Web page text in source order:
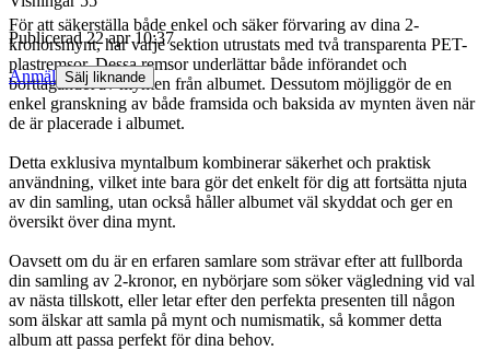
För att säkerställa både enkel och säker förvaring av dina 2-
kronorsmynt, har varje sektion utrustats med två transparenta PET-
plastremsor. Dessa remsor underlättar både införandet och
borttagandet av mynten från albumet. Dessutom möjliggör de en
enkel granskning av både framsida och baksida av mynten även när
de är placerade i albumet.
Detta exklusiva myntalbum kombinerar säkerhet och praktisk
användning, vilket inte bara gör det enkelt för dig att fortsätta njuta
av din samling, utan också håller albumet väl skyddat och ger en
översikt över dina mynt.
Oavsett om du är en erfaren samlare som strävar efter att fullborda
din samling av 2-kronor, en nybörjare som söker vägledning vid val
av nästa tillskott, eller letar efter den perfekta presenten till någon
som älskar att samla på mynt och numismatik, så kommer detta
album att passa perfekt för dina behov.
Publicerad 22 apr 10:37
Anmäl Sälj liknande